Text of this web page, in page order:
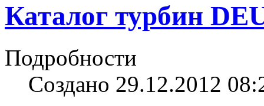
Каталог турбин
Подробности
Создано 29.12.2012